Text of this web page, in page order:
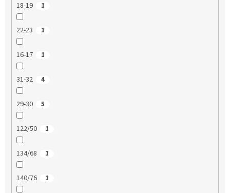
18-19 1
22-23 1
16-17 1
31-32 4
29-30 5
122/50 1
134/68 1
140/76 1